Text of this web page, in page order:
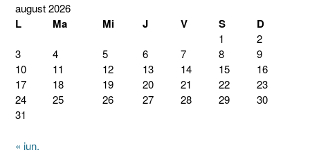
august 2026
L Ma Mi J V S D
1
2
3
4 5 6 7 8
9
10
11 12 13 14 15
16
17
18 19 20 21 22
23
24
25 26 27 28 29
30
31
« iun.